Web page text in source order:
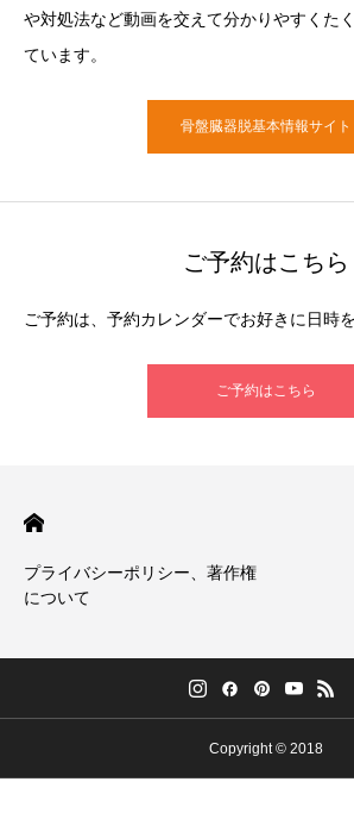
や対処法など動画を交えて分かりやすくた
ています。
骨盤臓器脱基本情報サイト
ご予約はこちら
ご予約は、予約カレンダーでお好きに日時
ご予約はこちら
プライバシーポリシー、著作権
について
Copyright © 2018